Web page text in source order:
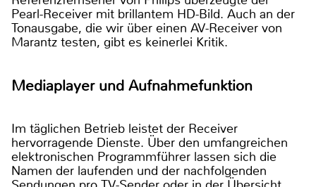
Pearl-Receiver mit brillantem HD-Bild. Auch an der
Tonausgabe, die wir über einen AV-Receiver von
Marantz testen, gibt es keinerlei Kritik.
Mediaplayer und Aufnahmefunktion
Im täglichen Betrieb leistet der Receiver
hervorragende Dienste. Über den umfangreichen
elektronischen Programmführer lassen sich die
Namen der laufenden und der nachfolgenden